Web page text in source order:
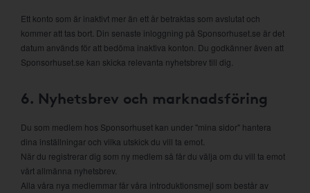
Ett konto som är inaktivt mer än ett år betraktas som avslutat och
kommer att tas bort. Din senaste inloggning på Sponsorhuset.se är det
datum används för att bedöma inaktiva konton. Du godkänner även att
Sponsorhuset.se kan skicka relevanta nyhetsbrev till dig.
6. Nyhetsbrev och marknadsföring
Du som medlem hos Sponsorhuset kan under "mina sidor" hantera
dina inställningar och vilka utskick du vill ta emot.
När du registrerar dig som ny medlem så får du välja om du vill ta emot
vårt allmänna nyhetsbrev.
Alla våra nya medlemmar får våra introduktionsmejl som består av